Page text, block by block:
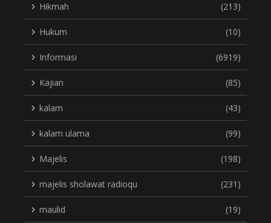
Hikmah (213)
Hukum (10)
Informasi (6919)
Kajian (85)
kalam (43)
kalam ulama (99)
Majelis (198)
majelis sholawat radioqu (231)
maulid (19)